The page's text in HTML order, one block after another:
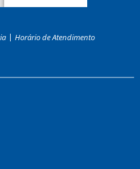
Horário de Atendimento